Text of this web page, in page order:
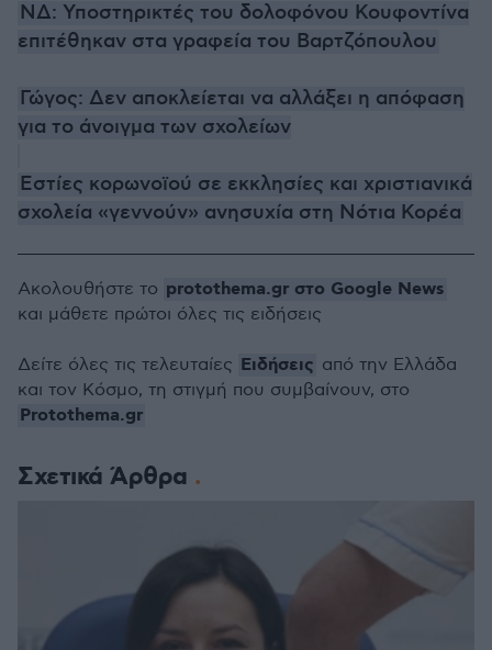
ΝΔ: Υποστηρικτές του δολοφόνου Κουφοντίνα
επιτέθηκαν στα γραφεία του Βαρτζόπουλου
Γώγος: Δεν αποκλείεται να αλλάξει η απόφαση
για το άνοιγμα των σχολείων
Eστίες κορωνοϊού σε εκκλησίες και χριστιανικά
σχολεία «γεννούν» ανησυχία στη Νότια Κορέα
Σχετικά Άρθρα
Ακολουθήστε το protothema.gr στο Google News
και μάθετε πρώτοι όλες τις ειδήσεις
Δείτε όλες τις τελευταίες Ειδήσεις από την Ελλάδα
και τον Κόσμο, τη στιγμή που συμβαίνουν, στο
Protothema.gr